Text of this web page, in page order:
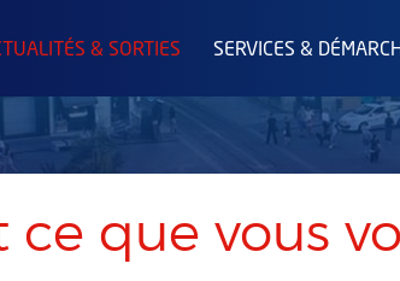
& SORTIES SERVICES &
ce que vous